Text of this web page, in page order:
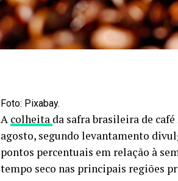
Foto: Pixabay.
A colheita da safra brasileira de
agosto, segundo levantamento
pontos percentuais em relação à
tempo seco nas principais regiões